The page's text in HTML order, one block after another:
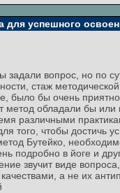
для успешного
задали вопрос, но по
стаж
было бы очень
метод обладали бы
различными
того, чтобы достичь
Бутейко,
подробно в йоге и
звучит виде
а не их